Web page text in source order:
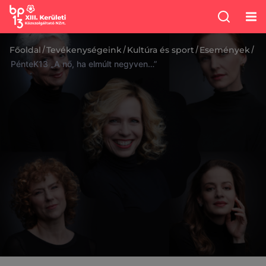
Főoldal /Tevékenységeink/Kultúra és sport/Események/
PénteK13 „A nő, ha elmúlt negyven…”